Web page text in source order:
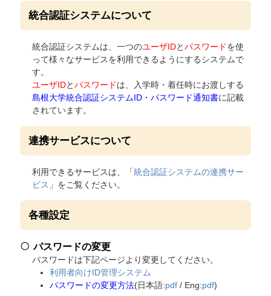
統合認証システムについて
統合認証システムは、一つのユーザIDとパスワードを使
って様々なサービスを利用できるようにするシステムで
す。
ユーザIDとパスワードは、入学時・着任時にお渡しする
島根大学統合認証システムID・パスワード通知書に記載
されています。
連携サービスについて
利用できるサービスは、「統合認証システムの連携サー
ビス 」をご覧ください。
各種設定
パスワードの変更
パスワードは下記ページより変更してください。
利用者向けID管理システム
パスワードの変更方法(日本語:pdf / Eng:pdf)